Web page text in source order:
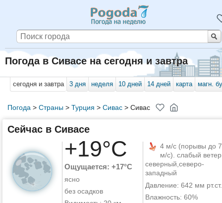
Погода в Сивасе на сегодня и завтра
сегодня и завтра 3 дня неделя 10 дней 14 дней карта магн.
Погода > Страны> Турция > Сивас> Сивас
Сейчас в Сивасе
+19°C
Ощущается: +17°C
ясно
без осадков
4 м/с (порывы до 7
м/с). слабый
северный,северо-
западный
Давление: 642 мм рт.ст.
Влажность: 60%